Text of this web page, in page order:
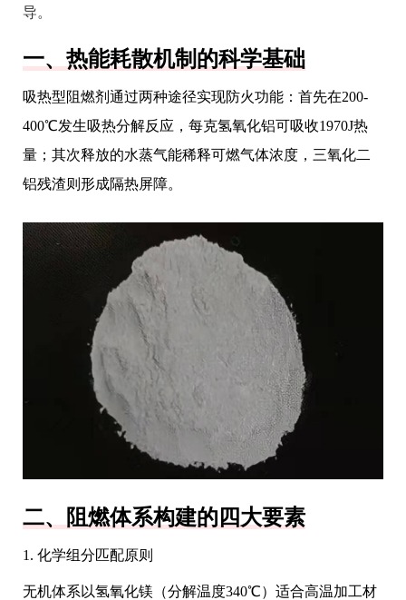
导。
一、热能耗散机制的科学基础
吸热型阻燃剂通过两种途径实现防火功能：首先在200-
400℃发生吸热分解反应，每克氢氧化铝可吸收1970J热
量；其次释放的水蒸气能稀释可燃气体浓度，三氧化二
铝残渣则形成隔热屏障。
二、阻燃体系构建的四大要素
1. 化学组分匹配原则
无机体系以氢氧化镁（分解温度340℃）适合高温加工材